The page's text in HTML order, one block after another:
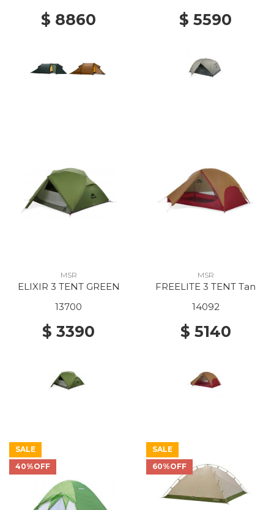
$ 8860 $ 5590
MSR
ELIXIR 3 TENT GREEN
13700
$ 3390
MSR
FREELITE 3 TENT Tan
14092
$ 5140
SALE
40%OFF
SALE
60%OFF